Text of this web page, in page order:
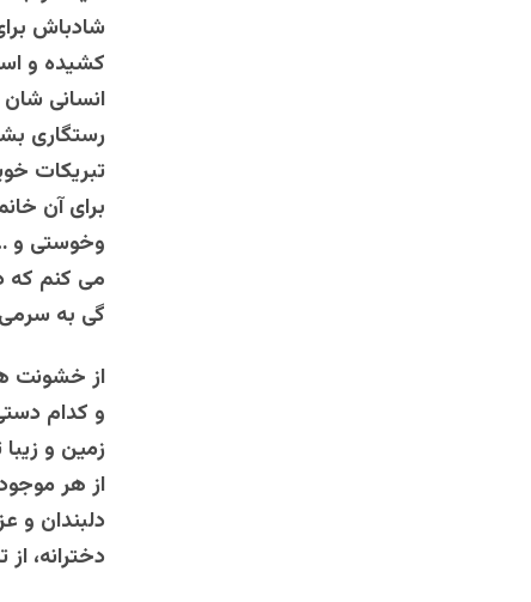
شادباش
کشیده و
انسانی
رستگاری
تبریکات
برای آن
وخوستی و
می کنم که
گی به سرمی
از خشونت
و کدام
زمین و
از هر
دلبندان و
دخترانه،